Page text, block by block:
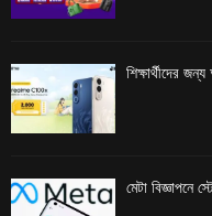
শিক্ষার্থীদের
মেটা বিজ্ঞাপনে